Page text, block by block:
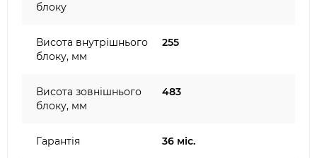
блоку
Висота внутрішнього
блоку, мм
255
Висота зовнішнього
блоку, мм
483
Гарантія 36 міс.